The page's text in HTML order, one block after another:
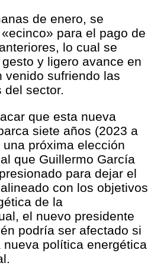
de enero, se
para el pago de
lo cual se
y ligero avance en
venido sufriendo las
del sector.
que esta nueva
siete años (2023 a
próxima elección
que Guillermo García
para dejar el
con los objetivos
de la
el nuevo presidente
podría ser afectado si
política energética